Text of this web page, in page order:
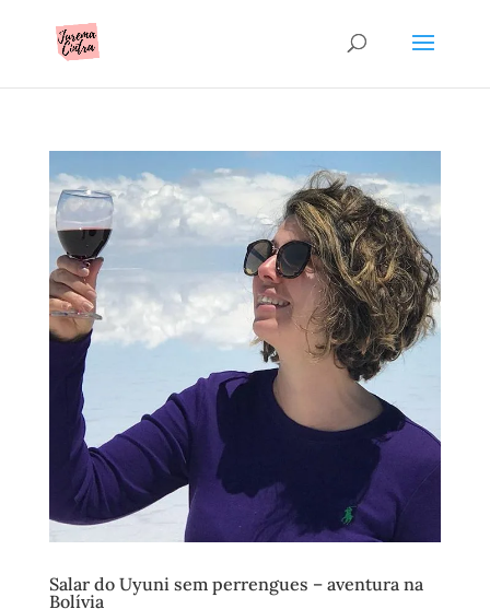
Salar do Uyuni sem perrengues – aventura na
Bolívia